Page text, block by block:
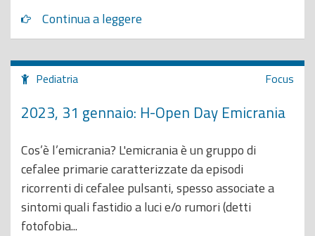
Continua a leggere
Pediatria Focus
2023, 31 gennaio: H-Open Day Emicrania
Cos’è l’emicrania? L'emicrania è un gruppo di
cefalee primarie caratterizzate da episodi
ricorrenti di cefalee pulsanti, spesso associate a
sintomi quali fastidio a luci e/o rumori (detti
fotofobia...